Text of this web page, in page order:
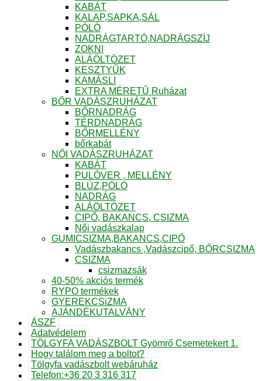
KABÁT
KALAP,SAPKA,SÁL
PÓLÓ
NADRÁGTARTÓ,NADRÁGSZÍJ
ZOKNI
ALÁÖLTÖZET
KESZTYŰK
KAMÁSLI
EXTRA MÉRETŰ Ruházat
BŐR VADÁSZRUHÁZAT
BŐRNADRÁG
TÉRDNADRÁG
BŐRMELLÉNY
bőrkabát
NŐI VADÁSZRUHÁZAT
KABÁT
PULÓVER , MELLÉNY
BLÚZ,PÓLÓ
NADRÁG
ALÁÖLTÖZET
CIPŐ, BAKANCS, CSIZMA
Női vadászkalap
GUMICSIZMA,BAKANCS,CIPŐ
Vadászbakancs ,Vadászcipő, BŐRCSIZMA
CSIZMA
csizmazsák
40-50% akciós termék
RYPO termékek
GYEREKCSiZMA
AJÁNDÉKUTALVÁNY
ÁSZF
Adatvédelem
TÖLGYFA VADÁSZBOLT Gyömrő Csemetekert 1.
Hogy találom meg a boltot?
Tölgyfa vadászbolt webáruház
Telefon:+36 20 3 316 317